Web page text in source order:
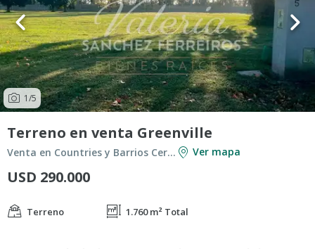
1/5
Terreno en venta Greenville
Venta en Countries y Barrios Cerrados en Berazategui Ver mapa
USD 290.000
Terreno 1.760 m² Total